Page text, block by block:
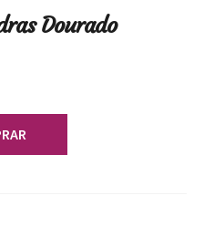
Dourado